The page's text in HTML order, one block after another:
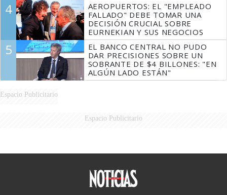
4
AEROPUERTOS: EL "EMPLEADO
FALLADO" DEBE TOMAR UNA
DECISIÓN CRUCIAL SOBRE
EURNEKIAN Y SUS NEGOCIOS
5
EL BANCO CENTRAL NO PUDO
DAR PRECISIONES SOBRE UN
SOBRANTE DE $4 BILLONES: "EN
ALGÚN LADO ESTÁN"
Espacio Publicitario
Espacio Publicitario